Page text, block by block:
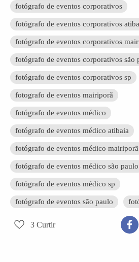
fotógrafo de eventos corporativos
fotógrafo de eventos corporativos
fotógrafo de eventos corporativos
fotógrafo de eventos corporativos são
fotógrafo de eventos corporativos sp
fotografo de eventos mairiporã
fotógrafo de eventos médico
fotógrafo de eventos médico atibaia
fotógrafo de eventos médico mairiporã
fotógrafo de eventos médico são paulo
fotógrafo de eventos médico sp
fotógrafo de eventos são paulo
3 Curtir